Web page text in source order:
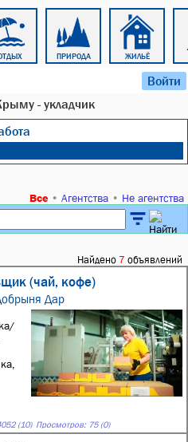
ПРИРОДА ЖИЛЬЁ
Войти
- укладчик
Все • Агентства • Не агентства
Найдено 7 объявлений
(чай, кофе)
Дар
(10) Просмотров: 75 (0)